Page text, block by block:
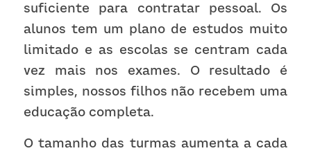
suficiente para contratar pessoal. Os
alunos tem um plano de estudos muito
limitado e as escolas se centram cada
vez mais nos exames. O resultado é
simples, nossos filhos não recebem uma
educação completa.
O tamanho das turmas aumenta a cada